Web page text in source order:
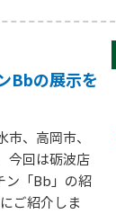
Bbの展示を
、高岡市、
今回は砺波店
ン「Bb」の紹
ご紹介しま